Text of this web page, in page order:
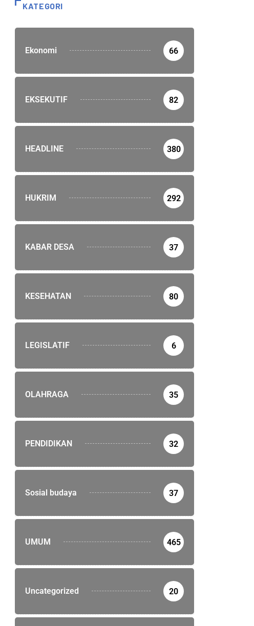
24 Mei 2022
KATEGORI
Ekonomi 66
EKSEKUTIF 82
HEADLINE 380
HUKRIM 292
KABAR DESA 37
KESEHATAN 80
LEGISLATIF 6
OLAHRAGA 35
PENDIDIKAN 32
Sosial budaya 37
UMUM 465
Uncategorized 20